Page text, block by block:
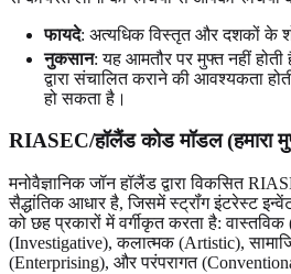
फायदे: अत्यधिक विस्तृत और दशकों के
नुकसान: यह आमतौर पर मुफ्त नहीं होती
द्वारा संचालित कराने की आवश्यकता
हो सकता है।
RIASEC/हॉलैंड कोड मॉडल (हमारा
मनोवैज्ञानिक जॉन हॉलैंड द्वारा विकसित
सैद्धांतिक आधार है, जिसमें स्ट्रॉंग इंटरेस्ट
को छह प्रकारों में वर्गीकृत करता है:
(Investigative), कलात्मक (Artistic),
(Enterprising), और परंपरागत